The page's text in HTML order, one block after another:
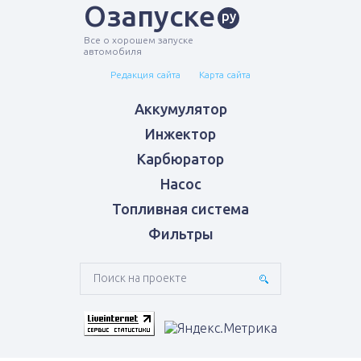
Озапуске ру
Все о хорошем запуске
автомобиля
Редакция сайта Карта сайта
Аккумулятор
Инжектор
Карбюратор
Насос
Топливная система
Фильтры